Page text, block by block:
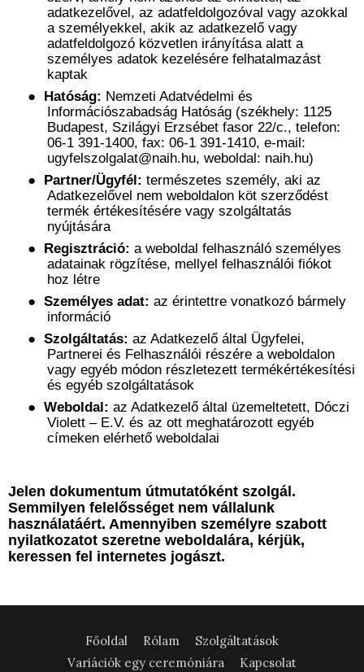
adatkezelővel, az adatfeldolgozóval vagy azokkal
a személyekkel, akik az adatkezelő vagy
adatfeldolgozó közvetlen irányítása alatt a
személyes adatok kezelésére felhatalmazást
kaptak
● Hatóság: Nemzeti Adatvédelmi és
Információszabadság Hatóság (székhely: 1125
Budapest, Szilágyi Erzsébet fasor 22/c., telefon:
06-1 391-1400, fax: 06-1 391-1410, e-mail:
ugyfelszolgalat@naih.hu, weboldal: naih.hu)
● Partner/Ügyfél: természetes személy, aki az
Adatkezelővel nem weboldalon köt szerződést
termék értékesítésére vagy szolgáltatás
nyújtására
● Regisztráció: a weboldal felhasználó személyes
adatainak rögzítése, mellyel felhasználói fiókot
hoz létre
● Személyes adat: az érintettre vonatkozó bármely
információ
● Szolgáltatás: az Adatkezelő által Ügyfelei,
Partnerei és Felhasználói részére a weboldalon
vagy egyéb módon részletezett termékértékesítési
és egyéb szolgáltatások
● Weboldal: az Adatkezelő által üzemeltetett, Dóczi
Violett – E.V. és az ott meghatározott egyéb
címeken elérhető weboldalai
Jelen dokumentum útmutatóként szolgál.
Semmilyen felelősséget nem vállalunk
használatáért. Amennyiben személyre szabott
nyilatkozatot szeretne weboldalára, kérjük,
keressen fel internetes jogászt.
Főoldal Rólam
Szolgáltatások
Variációk egy ceremóniára
Kapcsolat